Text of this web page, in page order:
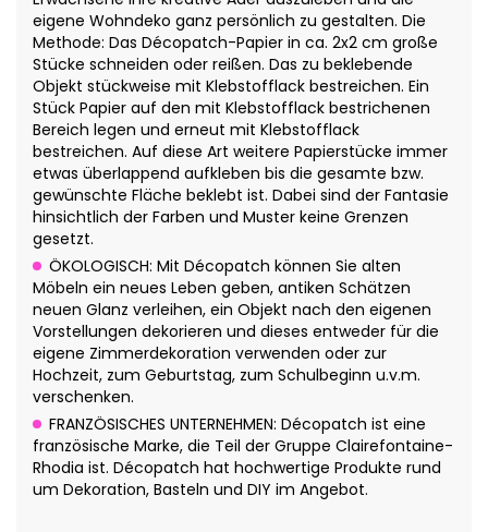
eigene Wohndeko ganz persönlich zu gestalten. Die
Methode: Das Décopatch-Papier in ca. 2x2 cm große
Stücke schneiden oder reißen. Das zu beklebende
Objekt stückweise mit Klebstofflack bestreichen. Ein
Stück Papier auf den mit Klebstofflack bestrichenen
Bereich legen und erneut mit Klebstofflack
bestreichen. Auf diese Art weitere Papierstücke immer
etwas überlappend aufkleben bis die gesamte bzw.
gewünschte Fläche beklebt ist. Dabei sind der Fantasie
hinsichtlich der Farben und Muster keine Grenzen
gesetzt.
ÖKOLOGISCH: Mit Décopatch können Sie alten
Möbeln ein neues Leben geben, antiken Schätzen
neuen Glanz verleihen, ein Objekt nach den eigenen
Vorstellungen dekorieren und dieses entweder für die
eigene Zimmerdekoration verwenden oder zur
Hochzeit, zum Geburtstag, zum Schulbeginn u.v.m.
verschenken.
FRANZÖSISCHES UNTERNEHMEN: Décopatch ist eine
französische Marke, die Teil der Gruppe Clairefontaine-
Rhodia ist. Décopatch hat hochwertige Produkte rund
um Dekoration, Basteln und DIY im Angebot.